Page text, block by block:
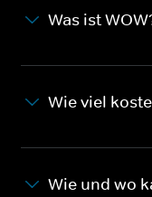
Was ist
Wie viel
Wie und wo